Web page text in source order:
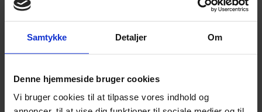
Samtykke Detaljer Om
Denne hjemmeside bruger cookies
Vi bruger cookies til at tilpasse vores indhold og